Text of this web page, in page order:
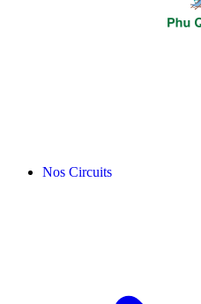
Nos Circuits